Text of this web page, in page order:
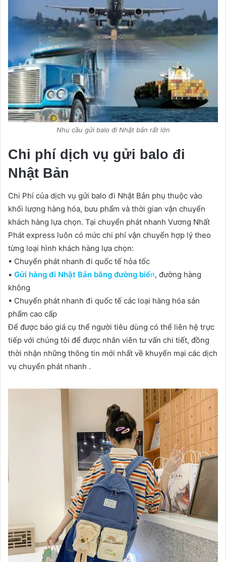
Nhu cầu gửi balo đi Nhật bản rất lớn
Chi phí dịch vụ gửi balo đi
Nhật Bản
Chi Phí của dịch vụ gửi balo đi Nhật Bản phụ thuộc vào
khối lượng hàng hóa, bưu phẩm và thời gian vận chuyển
khách hàng lựa chọn. Tại chuyển phát nhanh Vương Nhất
Phát express luôn có mức chi phí vận chuyển hợp lý theo
từng loại hình khách hàng lựa chọn:
• Chuyển phát nhanh đi quốc tế hỏa tốc
• Gửi hàng đi Nhật Bản bằng đường biển, đường hàng
không
• Chuyển phát nhanh đi quốc tế các loại hàng hóa sản
phẩm cao cấp
Để được báo giá cụ thể người tiêu dùng có thể liên hệ trực
tiếp với chúng tôi để được nhân viên tư vấn chi tiết, đồng
thời nhận những thông tin mới nhất về khuyến mại các dịch
vụ chuyển phát nhanh .